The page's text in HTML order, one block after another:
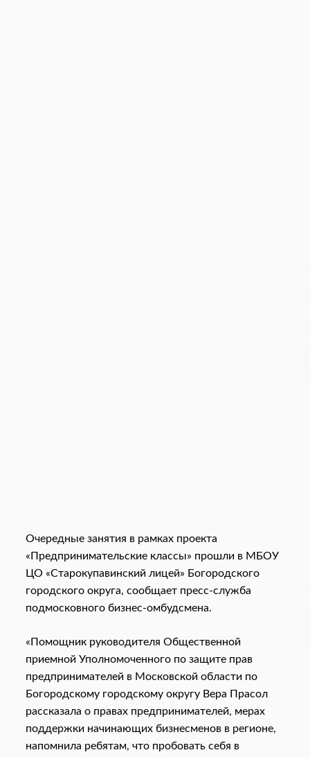
Очередные занятия в рамках проекта
«Предпринимательские классы» прошли в МБОУ
ЦО «Старокупавинский лицей» Богородского
городского округа, сообщает пресс-служба
подмосковного бизнес-омбудсмена.
«Помощник руководителя Общественной
приемной Уполномоченного по защите прав
предпринимателей в Московской области по
Богородскому городскому округу Вера Прасол
рассказала о правах предпринимателей, мерах
поддержки начинающих бизнесменов в регионе,
напомнила ребятам, что пробовать себя в